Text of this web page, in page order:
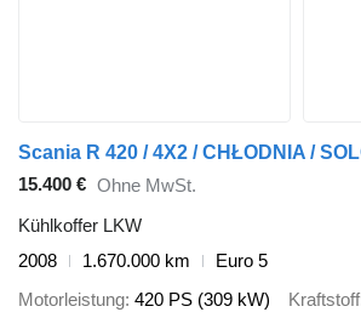
15.400 € Ohne MwSt.
Kühlkoffer LKW
2008
1.670.000 km
Euro 5
Motorleistung 420 PS (309 kW) Kraftstoff